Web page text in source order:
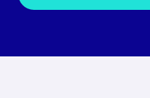
Digitales Archiv